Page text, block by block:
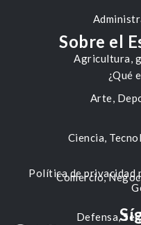
Agricultura,
Arte,
Ciencia,
Comercio,
Defensa,
Sobre el
¿Qué
Política de privacidad